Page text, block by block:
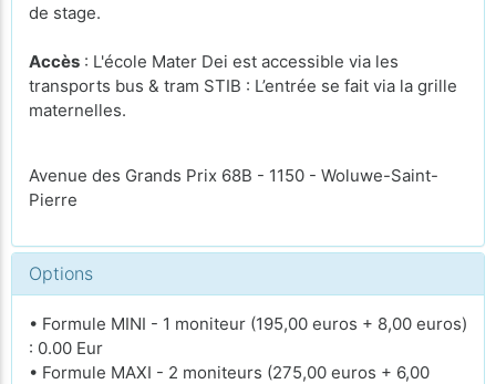
de stage.
Accès : L'école Mater Dei est accessible via les
transports bus & tram STIB : L’entrée se fait via la grille
maternelles.
Avenue des Grands Prix 68B - 1150 - Woluwe-Saint-
Pierre
Options
• Formule MINI - 1 moniteur (195,00 euros + 8,00 euros)
: 0.00 Eur
• Formule MAXI - 2 moniteurs (275,00 euros + 6,00